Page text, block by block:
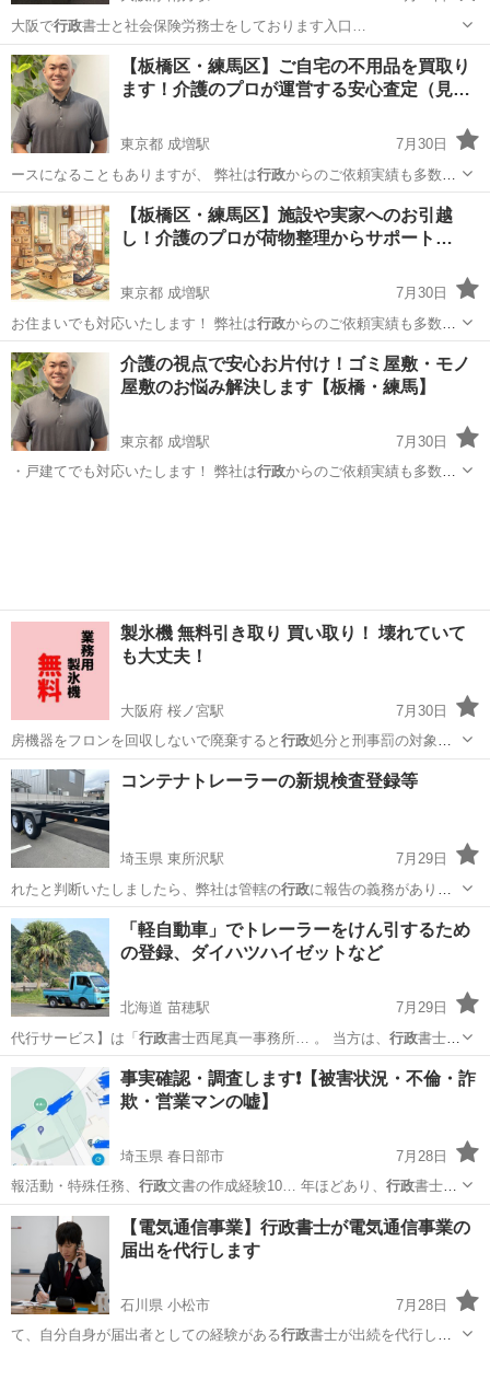
大阪で行政書士と社会保険労務士をしております入口…
大阪 大阪市 南方駅 その他 行政
【板橋区・練馬区】ご自宅の不用品を買取り
ます！介護のプロが運営する安心査定（見…
東京都 成増駅
7月30日
ースになることもありますが、 弊社は行政からのご依頼実績も多数あ
り、コンプライ…
東京 板橋区 成増駅 不用品買取 無料
【板橋区・練馬区】施設や実家へのお引越
し！介護のプロが荷物整理からサポート
東京都 成増駅
7月30日
お住まいでも対応いたします！ 弊社は行政からのご依頼実績も多数ご
ざいます。 …
東京 板橋区 成増駅 引っ越し 無料
介護の視点で安心お片付け！ゴミ屋敷・モノ
屋敷のお悩み解決します【板橋・練馬】
東京都 成増駅
7月30日
・戸建てでも対応いたします！ 弊社は行政からのご依頼実績も多数ご
製氷機 無料引き取り 買い取り！ 壊れていて
も大丈夫！
大阪府 桜ノ宮駅
7月30日
房機器をフロンを回収しないで廃棄すると 行政処分と刑事罰の対象に
なりますので飲食店…
大阪 大阪市 桜ノ宮駅 不用品買取 無料
コンテナトレーラーの新規検査登録等
埼玉県 東所沢駅
7月29日
れたと判断いたしましたら、弊社は管轄の行政に報告の義務がありま
すのでご了承くださ…
埼玉 所沢市 東所沢駅 車検
「軽自動車」でトレーラーをけん引するため
の登録、ダイハツハイゼットなど
北海道 苗穂駅
7月29日
代行サービス】は「行政 書士西尾真一事務所… 。 当方は、 行政書士事
務所ですので…
北海道 札幌市 苗穂駅 車検 自動車
事実確認・調査します❗️【被害状況・不倫・詐
欺・営業マンの嘘】
埼玉県 春日部市
7月28日
報活動・特殊任務、 行政文書の作成経験10… 年ほどあり、 行政書士に
依頼するより…
埼玉 春日部市 探偵 手伝い
【電気通信事業】行政書士が電気通信事業の
届出を代行します
石川県 小松市
7月28日
て、自分自身が届出者としての経験がある行政書士が出続を代行しま